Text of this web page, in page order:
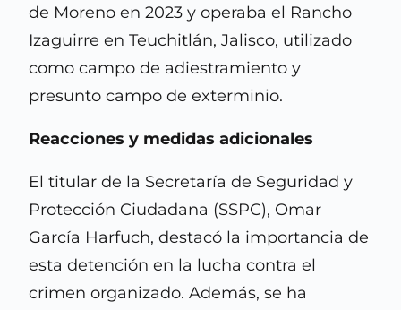
de Moreno en 2023 y operaba el Rancho
Izaguirre en Teuchitlán, Jalisco, utilizado
como campo de adiestramiento y
presunto campo de exterminio.
Reacciones y medidas adicionales
El titular de la Secretaría de Seguridad y
Protección Ciudadana (SSPC), Omar
García Harfuch, destacó la importancia de
esta detención en la lucha contra el
crimen organizado. Además, se ha